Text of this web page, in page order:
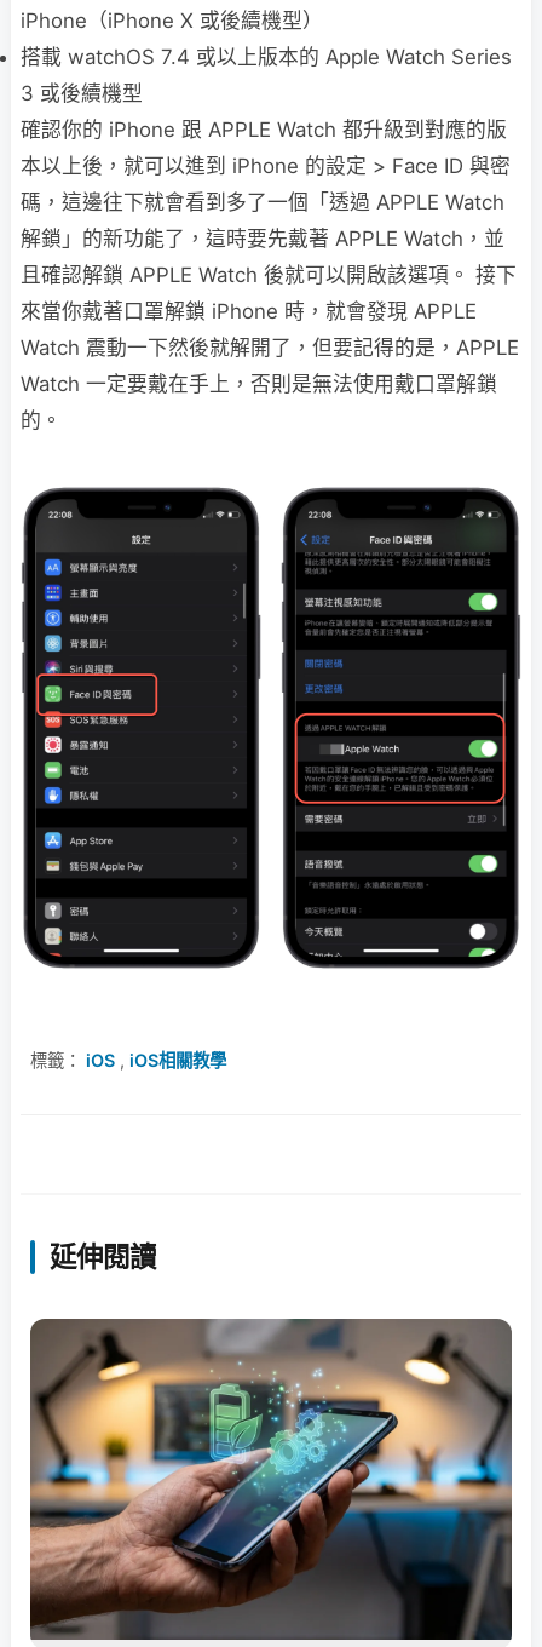
iPhone（iPhone X 或後續機型）
搭載 watchOS 7.4 或以上版本的 Apple Watch Series
3 或後續機型
確認你的 iPhone 跟 APPLE Watch 都升級到對應的版
本以上後，就可以進到 iPhone 的設定 > Face ID 與密
碼，這邊往下就會看到多了一個「透過 APPLE Watch
解鎖」的新功能了，這時要先戴著 APPLE Watch，並
且確認解鎖 APPLE Watch 後就可以開啟該選項。 接下
來當你戴著口罩解鎖 iPhone 時，就會發現 APPLE
Watch 震動一下然後就解開了，但要記得的是，APPLE
Watch 一定要戴在手上，否則是無法使用戴口罩解鎖
的。
標籤： iOS , iOS相關教學
延伸閱讀